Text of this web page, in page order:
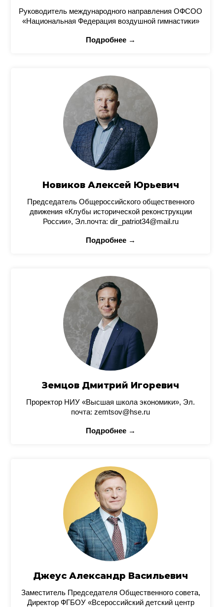
Руководитель международного направления ОФСОО
«Национальная Федерация воздушной гимнастики»
Подробнее →
Новиков Алексей Юрьевич
Председатель Общероссийского общественного
движения «Клубы исторической реконструкции
России», Эл.почта: dir_patriot34@mail.ru
Подробнее →
Земцов Дмитрий Игоревич
Проректор НИУ «Высшая школа экономики», Эл.
почта: zemtsov@hse.ru
Подробнее →
Джеус Александр Васильевич
Заместитель Председателя Общественного совета,
Директор ФГБОУ «Всероссийский детский центр